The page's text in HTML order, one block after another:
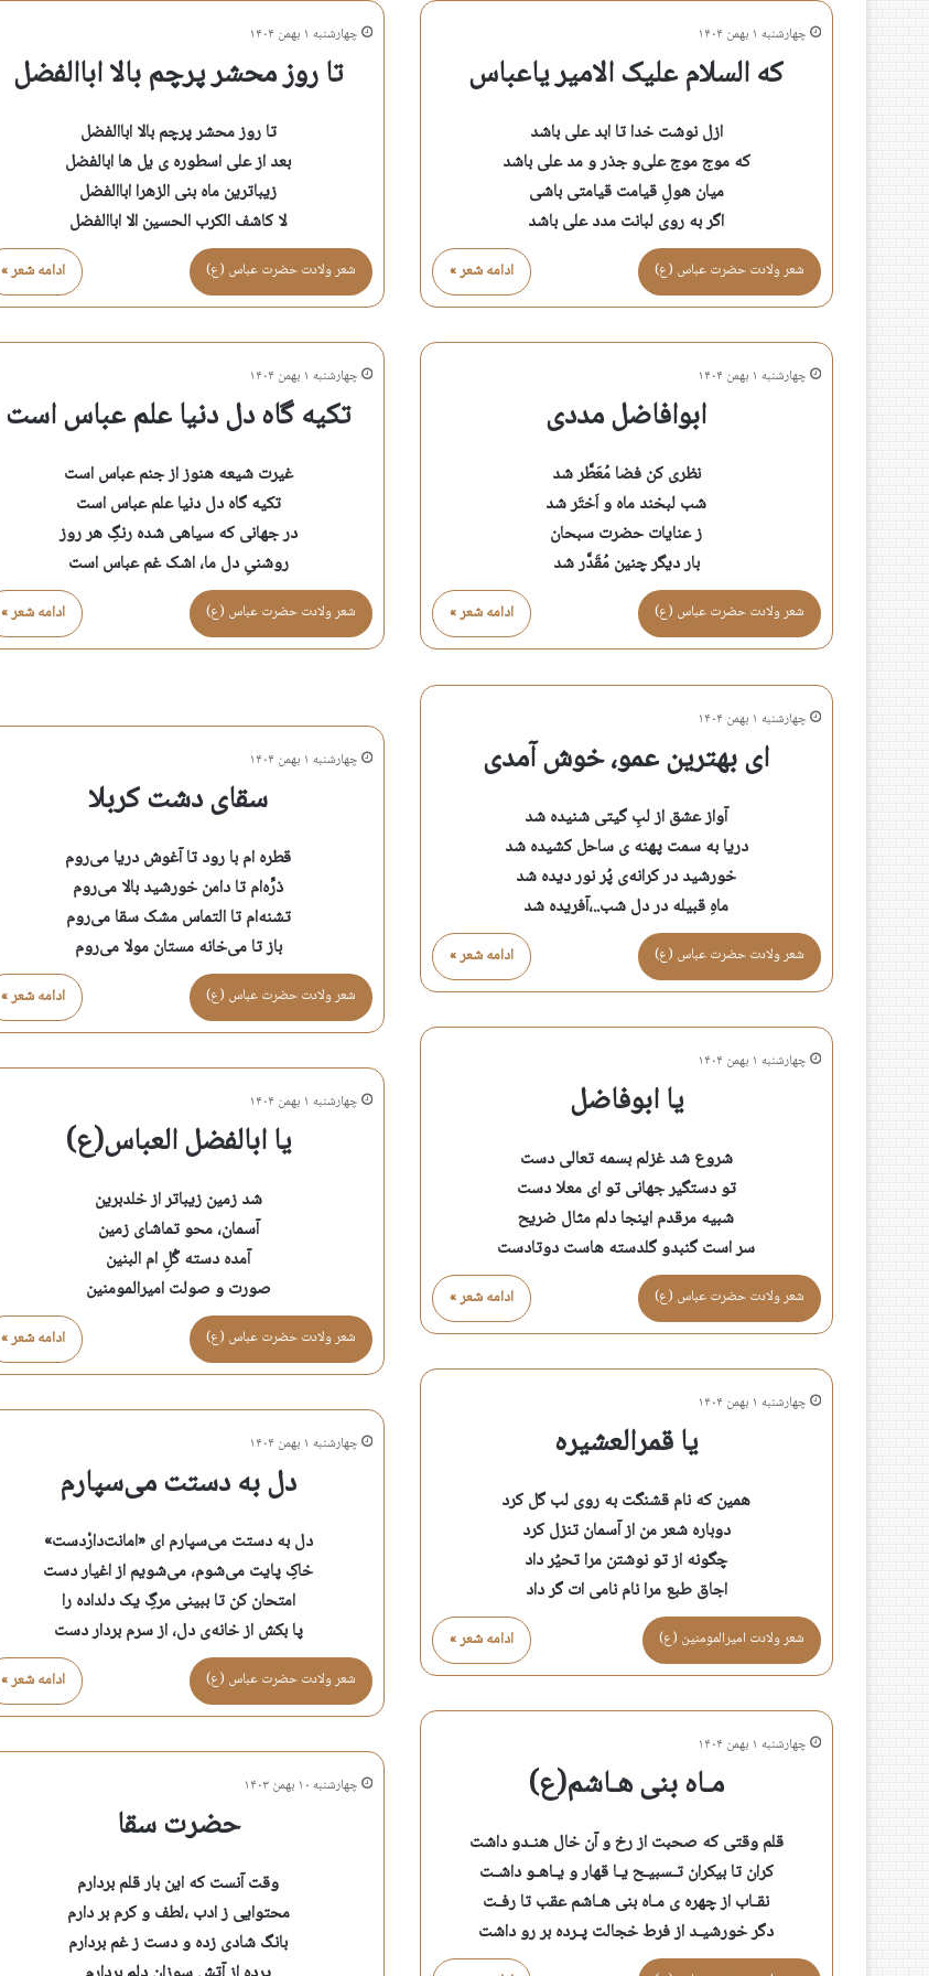
چهارشنبه ۱ بهمن ۱۴۰۴
که السلام علیک الامیر یاعباس
ازل نوشت خدا تا ابد علی باشد
که موج موج علی‌و جذر و مد علی باشد
میان هولِ قیامت قیامتی باشی
اگر به روی لبانت مدد علی باشد
ادامه شعر » شعر ولادت حضرت عباس (ع)
چهارشنبه ۱ بهمن ۱۴۰۴
تا روز محشر پرچم بالا اباالفضل
تا روز محشر پرچم بالا اباالفضل
بعد از علی اسطوره ی یل ها ابالفضل
زیباترین ماه بنی الزهرا اباالفضل
لا کاشف الکرب الحسین الا اباالفضل
ادامه شعر » شعر ولادت حضرت عباس (ع)
چهارشنبه ۱ بهمن ۱۴۰۴
ابوافاضل مددی
نظری کن فضا مُعَطَّر شد
شب لبخند ماه و اَختَر شد
ز عنایات حضرت سبحان
بار دیگر چنین مُقَدَّر شد
ادامه شعر » شعر ولادت حضرت عباس (ع)
چهارشنبه ۱ بهمن ۱۴۰۴
تکیه گاه دل دنیا علم عباس است
غیرت شیعه هنوز از جنم عباس است
تکیه گاه دل دنیا علم عباس است
در جهانی که سیاهی شده رنگِ هر روز
روشنیِ دل ما، اشک غم عباس است
ادامه شعر » شعر ولادت حضرت عباس (ع)
چهارشنبه ۱ بهمن ۱۴۰۴
ای بهترین عمو، خوش آمدی
آواز عشق از لبِ گیتی شنیده شد
دریا به سمت پهنه ی ساحل کشیده شد
خورشید در کرانه‌ی پُر نور دیده شد
ماهِ قبیله در دل شب..،آفریده شد
ادامه شعر » شعر ولادت حضرت عباس (ع)
چهارشنبه ۱ بهمن ۱۴۰۴
سقای دشت کربلا
قطره ام با رود تا آغوش دریا می‌روم
ذرِّه‌ام تا دامن خورشید بالا می‌روم
تشنه‌ام تا التماس مشک سقا می‌روم
باز تا می‌خانه مستان مولا می‌روم
ادامه شعر » شعر ولادت حضرت عباس (ع)
چهارشنبه ۱ بهمن ۱۴۰۴
یا ابوفاضل
شروع شد غزلم بسمه تعالی دست
تو دستگیر جهانی تو ای معلا دست
شبیه مرقدم اینجا دلم مثال ضریح
سر است گنبدو گلدسته هاست دوتادست
ادامه شعر » شعر ولادت حضرت عباس (ع)
چهارشنبه ۱ بهمن ۱۴۰۴
یا ابالفضل العباس(ع)
شد زمین زیباتر از خلدبرین
آسمان، محو تماشای زمین
آمده دسته گُلِ ام البنین
صورت و صولت امیرالمومنین
ادامه شعر » شعر ولادت حضرت عباس (ع)
چهارشنبه ۱ بهمن ۱۴۰۴
یا قمرالعشیره
همین که نام قشنگت به روی لب گل کرد
دوباره شعر من از آسمان تنزل کرد
چگونه از تو نوشتن مرا تحیُر داد
اجاق طبع مرا نام نامی ات گر داد
ادامه شعر » شعر ولادت اميرالمومنين (ع)
چهارشنبه ۱ بهمن ۱۴۰۴
دل به دستت می‌سپارم
دل به دستت می‌سپارم ای «امانت‌دارْدست»
خاکِ پایت می‌شوم، می‌شویم از اغیار دست
امتحان کن تا ببینی مرگِ یک دلداده را
پا بکش از خانه‌ی دل، از سرم بردار دست
ادامه شعر » شعر ولادت حضرت عباس (ع)
چهارشنبه ۱ بهمن ۱۴۰۴
مـاه بنی هـاشم(ع)
قلم وقتی که صحبت از رخ و آن خال هنـدو داشت
کران تا بیکران تـسبیـح یـا قهار و یـاهـو داشـت
نقـاب از چهره ی مـاه بنی هـاشم عقب تا رفـت
دگر خورشیـد از فرط خجالت پـرده بر رو داشت
چهارشنبه ۱۰ بهمن ۱۴۰۳
حضرت سقا
وقت آنست که این بار قلم بردارم
محتوایی ز ادب ،لطف و کرم بر دارم
بانگ شادی زده و دست ز غم بردارم